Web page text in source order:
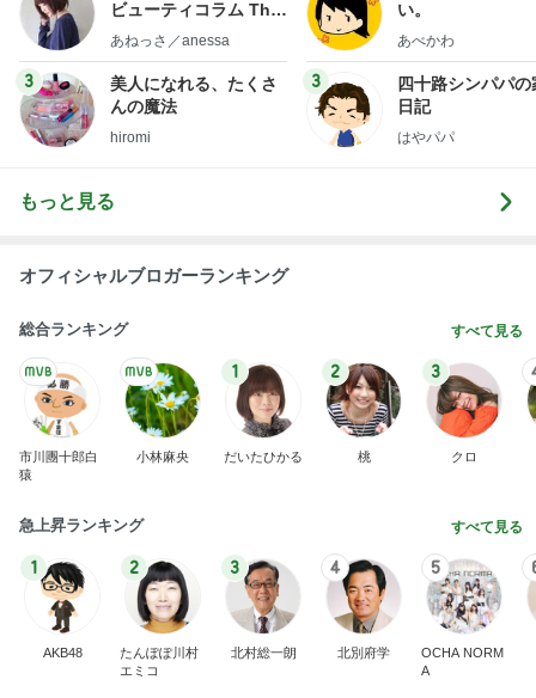
ビューティコラム The
little minimalist's bea
uty colum
あねっさ／anessa
3
美人になれる、たくさ
んの魔法
hiromi
い。
あべかわ
3
四十路シンパパの
日記
はやパパ
もっと見る
オフィシャルブロガーランキング
総合ランキング すべて見る
市川團十郎白
猿
小林麻央
1
だいたひかる
2
桃
3
クロ
急上昇ランキング すべて見る
1
AKB48
2
たんぽぽ川村
エミコ
3
北村総一朗
4
北別府学
5
OCHA NORM
A